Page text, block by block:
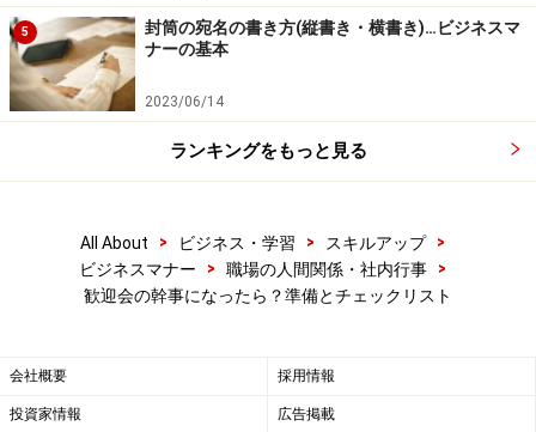
プライベートで訪れた店を覚えておく、ネットで検索するな
ど、幹事の仕事はお店探しから。
詳細が決定したら参加者にあらためて通知します。通知
内容は以下の通りです。
宴会名（「◯◯さん歓迎会」等）
日時（開始時間と一緒に会社を出る時間も入れてお
5
封筒の宛名の書き方(縦書き・横書き)…ビジネスマ
ナーの基本
2023/06/14
ランキングをもっと見る
All About > ビジネス・学習 > スキルアップ
>
ビジネスマナー
> 職場の人間関係・社内行事
>
歓迎会の幹事になったら？準備とチェックリスト
会社概要 採用情報
投資家情報 広告掲載